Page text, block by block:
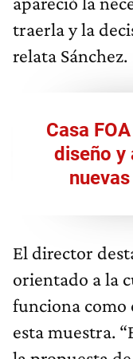
traerla y la
relata Sánchez.
Casa
diseño y
El director
orientado a la
funciona como
esta muestra.